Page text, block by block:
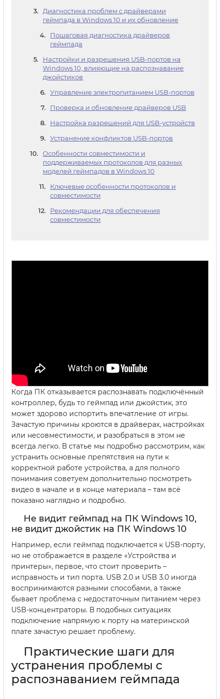
Диагностика проблем с драйверами
геймпада в Windows 10 и их обновление
Пошаговая диагностика драйверов
геймпада
Настройки и разрешения USB-портов на
Windows 10, влияющие на распознавание
джойстиков
Управление электропитанием USB-портов
Проверка и обновление драйверов USB
Настройка разрешений для USB-устройств
Устранение конфликтов USB-портов
Особенности совместимости и
поддерживаемых протоколов для разных
моделей геймпадов в Windows 10
Ключевые особенности протоколов и
совместимости
Рекомендации для обеспечения
совместимости
Когда ПК отказывается распознавать подключённый
контроллер, будь то геймпад или джойстик, это
может здорово испортить впечатление от игры.
Зачастую причины кроются в драйверах, настройках
или несовместимости, и разобраться в этом не
всегда легко. В статье мы подробно рассмотрим, как
устранить основные препятствия на пути к
корректной работе устройства, а для полного
понимания советуем дополнительно посмотреть
видео в начале и в конце материала – там всё
показано наглядно и подробно.
Не видит геймпад на ПК Windows 10,
не видит джойстик на ПК Windows 10
Например, если геймпад подключается к USB-порту,
но не отображается в разделе «Устройства и
принтеры», первое, что стоит проверить –
исправность и тип порта. USB 2.0 и USB 3.0 иногда
воспринимаются разными способами, а также
бывает проблема с недостаточным питанием через
USB-концентраторы. В подобных ситуациях
подключение напрямую к порту на материнской
плате зачастую решает проблему.
Практические шаги для
устранения проблемы с
распознаванием геймпада